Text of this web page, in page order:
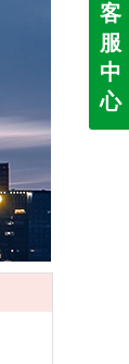
客
服
中
心